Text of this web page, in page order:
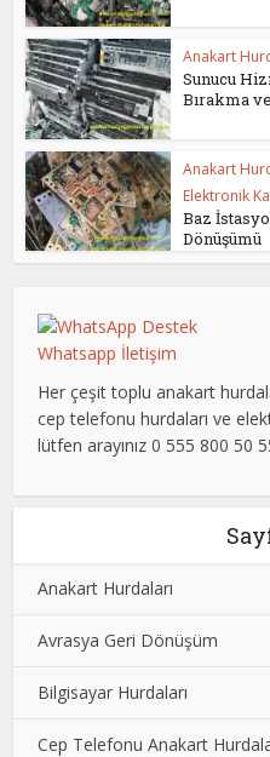
Anakart
Sunucu
Bırakma
Anakart
Elektronik
Baz
Dönüşümü
Whatsapp İletişim
Her çeşit toplu anakart
cep telefonu hurdaları ve
lütfen arayınız 0 555 800 50
Anakart Hurdaları
Avrasya Geri Dönüşüm
Bilgisayar Hurdaları
Cep Telefonu Anakart